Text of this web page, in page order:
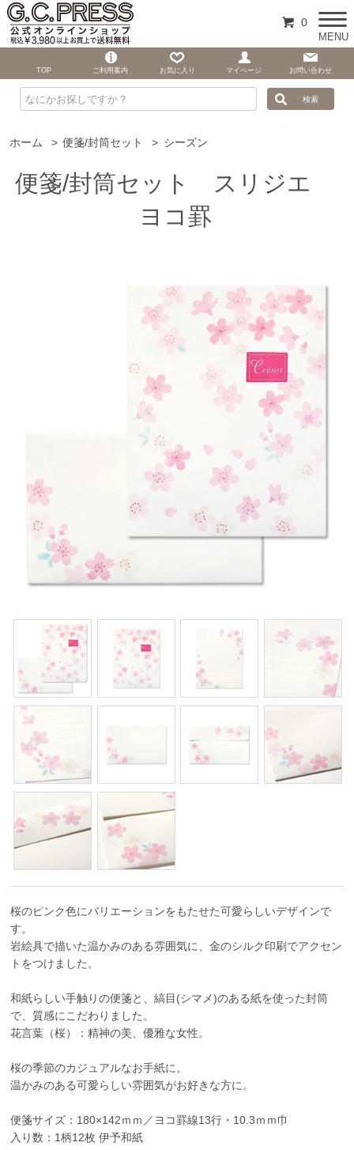
ホーム > 便箋/封筒セット > シーズン
便箋/封筒セット スリジエ
ヨコ罫
桜のピンク色にバリエーションをもたせた可愛らしいデザインで
す。
岩絵具で描いた温かみのある雰囲気に、金のシルク印刷でアクセン
トをつけました。
和紙らしい手触りの便箋と、縞目(シマメ)のある紙を使った封筒
で、質感にこだわりました。
花言葉（桜）：精神の美、優雅な女性。
桜の季節のカジュアルなお手紙に。
温かみのある可愛らしい雰囲気がお好きな方に。
便箋サイズ：180×142ｍｍ／ヨコ罫線13行・10.3ｍｍ巾
入り数：1柄12枚 伊予和紙
0
MENU
TOP ご利用案内 お気に入り マイページ お問い合わせ